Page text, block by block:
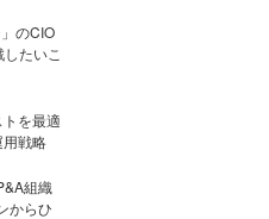
のCIO
たいこ
を最適
戦略
組織
からひ